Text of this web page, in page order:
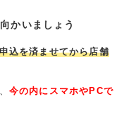
かいましょう
込を済ませてから店舗
今の内にスマホやPCで